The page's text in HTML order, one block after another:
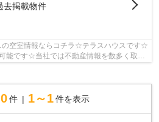
去掲載物件
の空室情報ならコチラ☆テラスハウスです☆
能です☆当社では不動産情報を数多く取り
0 件 1～1 件を表示